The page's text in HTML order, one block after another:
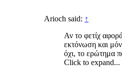
Arioch said: ↑
Αν το φετίχ
εκτόνωση και
όχι, το ερώτημα
Click to expand...